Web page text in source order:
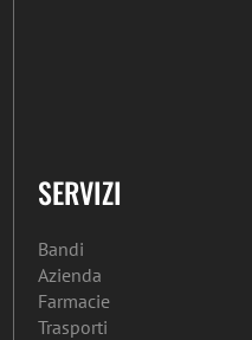
SERVIZI
Bandi
Azienda
Farmacie
Trasporti